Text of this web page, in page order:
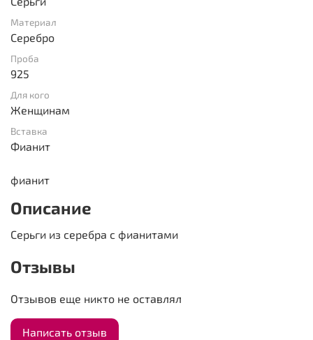
Материал
Серебро
Проба
925
Для кого
Женщинам
Вставка
Фианит
фианит
Описание
Серьги из серебра с фианитами
Отзывы
Отзывов еще никто не оставлял
Написать отзыв